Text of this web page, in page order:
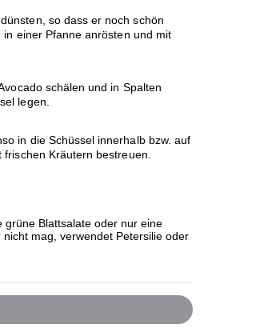
so dass er noch schön
einer Pfanne anrösten und mit
schälen und in Spalten
legen.
in die Schüssel innerhalb bzw. auf
Kräutern bestreuen.
grüne Blattsalate oder nur eine
mag, verwendet Petersilie oder